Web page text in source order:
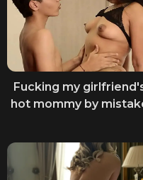
Fucking my
hot mommy by